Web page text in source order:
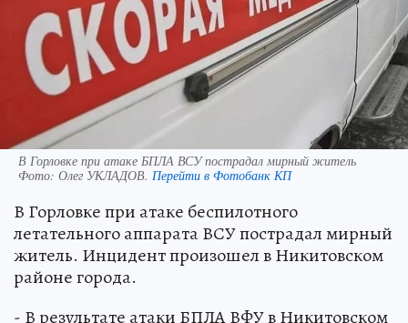
В Горловке при атаке БПЛА ВСУ пострадал мирный житель
Фото: Олег УКЛАДОВ. Перейти в Фотобанк КП
В Горловке при атаке беспилотного
летательного аппарата ВСУ пострадал мирный
житель. Инцидент произошел в Никитовском
районе города.
- В результате атаки БПЛА ВФУ в Никитовском